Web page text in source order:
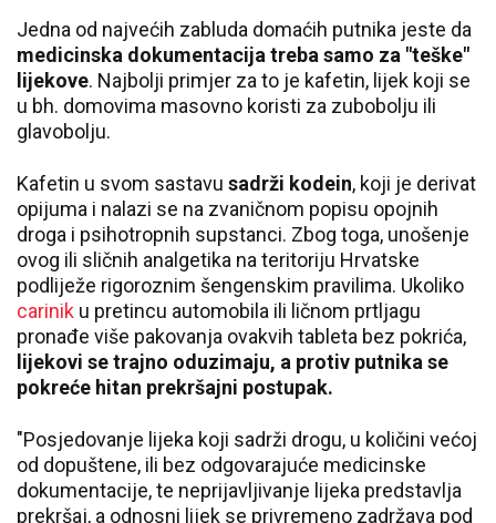
Jedna od najvećih zabluda domaćih putnika jeste da
medicinska dokumentacija treba samo za "teške"
lijekove. Najbolji primjer za to je kafetin, lijek koji se
u bh. domovima masovno koristi za zubobolju ili
glavobolju.
Kafetin u svom sastavu sadrži kodein, koji je derivat
opijuma i nalazi se na zvaničnom popisu opojnih
droga i psihotropnih supstanci. Zbog toga, unošenje
ovog ili sličnih analgetika na teritoriju Hrvatske
podliježe rigoroznim šengenskim pravilima. Ukoliko
carinik u pretincu automobila ili ličnom prtljagu
pronađe više pakovanja ovakvih tableta bez pokrića,
lijekovi se trajno oduzimaju, a protiv putnika se
pokreće hitan prekršajni postupak.
"Posjedovanje lijeka koji sadrži drogu, u količini većoj
od dopuštene, ili bez odgovarajuće medicinske
dokumentacije, te neprijavljivanje lijeka predstavlja
prekršaj, a odnosni lijek se privremeno zadržava pod